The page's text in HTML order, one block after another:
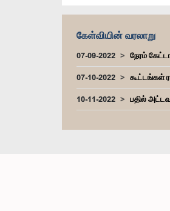
கேள்வியின் வரலாறு
07-09-2022
நேரம்
07-10-2022
கூட்டங்கள்
10-11-2022
பதில்